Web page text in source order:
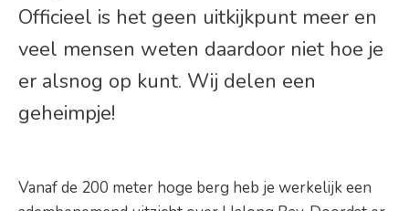
Officieel is het geen uitkijkpunt meer en
veel mensen weten daardoor niet hoe je
er alsnog op kunt. Wij delen een
geheimpje!
Vanaf de 200 meter hoge berg heb je werkelijk een